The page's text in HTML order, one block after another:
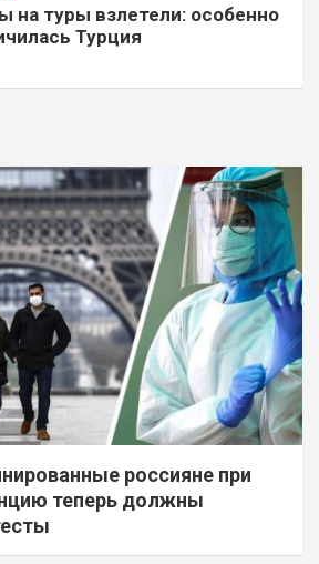
на туры взлетели: особенно
Турция
россияне при
теперь должны